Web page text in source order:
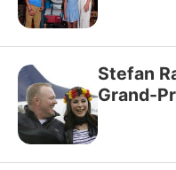
Stefan
Grand-